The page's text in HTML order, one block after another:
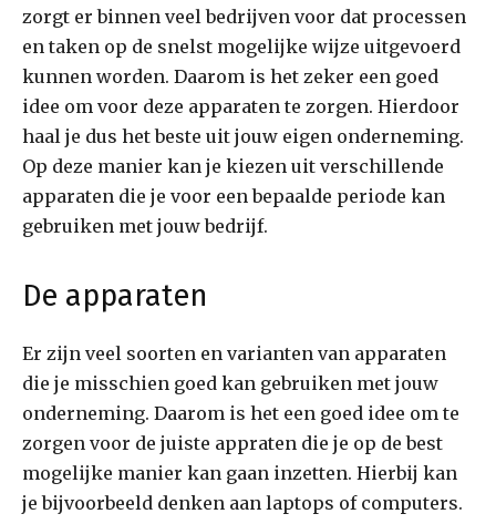
zorgt er binnen veel bedrijven voor dat processen
en taken op de snelst mogelijke wijze uitgevoerd
kunnen worden. Daarom is het zeker een goed
idee om voor deze apparaten te zorgen. Hierdoor
haal je dus het beste uit jouw eigen onderneming.
Op deze manier kan je kiezen uit verschillende
apparaten die je voor een bepaalde periode kan
gebruiken met jouw bedrijf.
De apparaten
Er zijn veel soorten en varianten van apparaten
die je misschien goed kan gebruiken met jouw
onderneming. Daarom is het een goed idee om te
zorgen voor de juiste appraten die je op de best
mogelijke manier kan gaan inzetten. Hierbij kan
je bijvoorbeeld denken aan laptops of computers.